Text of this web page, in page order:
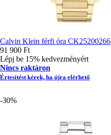
Calvin Klein férfi óra CK25200266
91 900 Ft
Lépj be 15% kedvezményért
Nincs raktáron
Értesítést kérek, ha újra elérhető
-30%